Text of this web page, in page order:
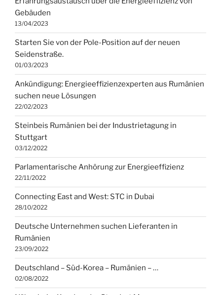
Gebäuden
13/04/2023
Starten Sie von der Pole-Position auf der neuen
Seidenstraße.
01/03/2023
Ankündigung: Energieeffizienzexperten aus Rumänien
suchen neue Lösungen
22/02/2023
Steinbeis Rumänien bei der Industrietagung in
Stuttgart
03/12/2022
Parlamentarische Anhörung zur Energieeffizienz
22/11/2022
Connecting East and West: STC in Dubai
28/10/2022
Deutsche Unternehmen suchen Lieferanten in
Rumänien
23/09/2022
Deutschland – Süd-Korea – Rumänien – …
02/08/2022